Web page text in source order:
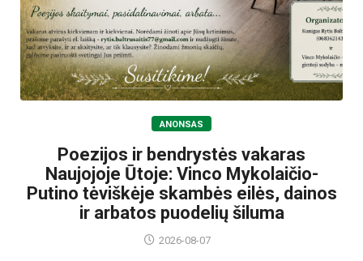
ANONSAS
Poezijos ir bendrystės vakaras
Naujojoje Ūtoje: Vinco Mykolaičio-
Putino tėviškėje skambės eilės, dainos
ir arbatos puodelių šiluma
2026-08-07